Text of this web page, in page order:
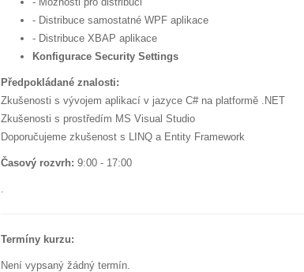
- Distribuce samostatné WPF aplikace
- Distribuce XBAP aplikace
Konfigurace Security Settings
Předpokládané znalosti:
Zkušenosti s vývojem aplikací v jazyce C# na platformě .NET
Zkušenosti s prostředím MS Visual Studio
Doporučujeme zkušenost s LINQ a Entity Framework
Časový rozvrh: 9:00 - 17:00
.
Termíny kurzu:
Není vypsaný žádný termín.